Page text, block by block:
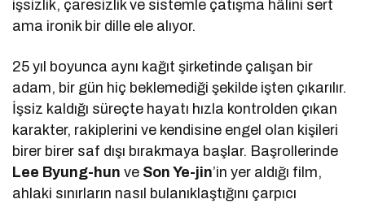
işsizlik, çaresizlik ve sistemle çatışma hâlini sert
ama ironik bir dille ele alıyor.
25 yıl boyunca aynı kağıt şirketinde çalışan bir
adam, bir gün hiç beklemediği şekilde işten çıkarılır.
İşsiz kaldığı süreçte hayatı hızla kontrolden çıkan
karakter, rakiplerini ve kendisine engel olan kişileri
birer birer saf dışı bırakmaya başlar. Başrollerinde
Lee Byung-hun ve Son Ye-jin’in yer aldığı film,
ahlaki sınırların nasıl bulanıklaştığını çarpıcı